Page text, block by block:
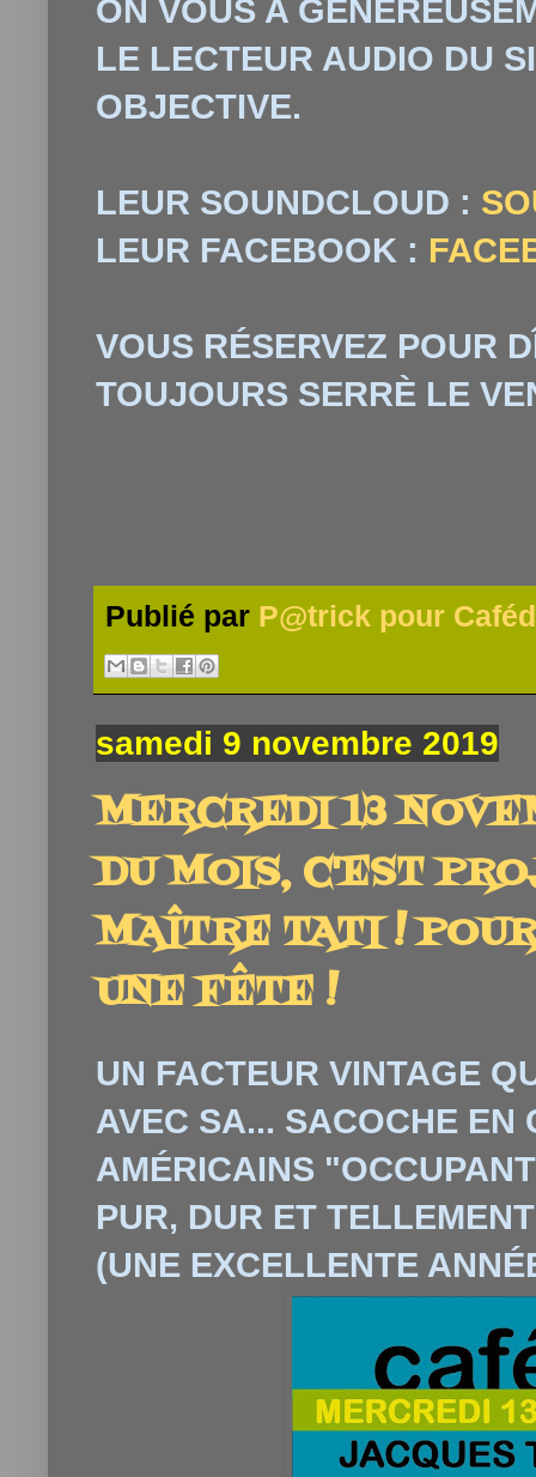
ON VOUS A GÉNÉ
LE LECTEUR AUDIO DU
OBJECTIVE.
LEUR SOUNDCLOUD :
LEUR FACEBOOK :
VOUS RÉSERVEZ POUR
TOUJOURS SERRÈ LE
Publié par P@trick pour
samedi 9 novembre 2019
MERCREDI 13
DU MOIS, C'EST
MAÎTRE TATI !
UNE FÊTE !
UN FACTEUR VINTAGE
AVEC SA... SACOCHE EN
AMÉRICAINS
PUR, DUR ET
(UNE EXCELLENTE